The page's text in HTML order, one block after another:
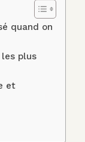
quand on
plus
et